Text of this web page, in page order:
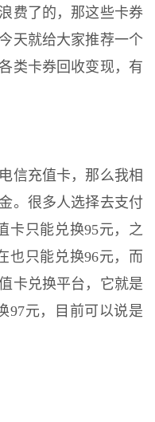
费了的，那这些卡券
天就给大家推荐一个
类卡券回收变现，有
充值卡，那么我相
。很多人选择去支付
卡只能兑换95元，之
也只能兑换96元，而
卡兑换平台，它就是
97元，目前可以说是